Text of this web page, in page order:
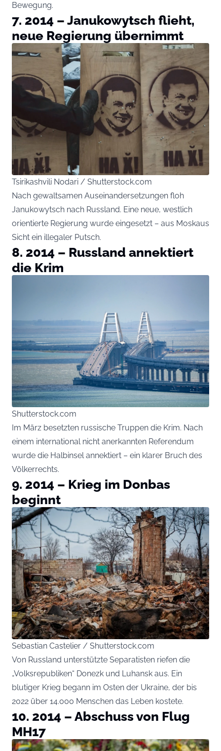
Bewegung.
7. 2014 – Janukowytsch flieht,
neue Regierung übernimmt
Tsirikashvili Nodari / Shutterstock.com
Nach gewaltsamen Auseinandersetzungen floh
Janukowytsch nach Russland. Eine neue, westlich
orientierte Regierung wurde eingesetzt – aus Moskaus
Sicht ein illegaler Putsch.
8. 2014 – Russland annektiert
die Krim
Shutterstock.com
Im März besetzten russische Truppen die Krim. Nach
einem international nicht anerkannten Referendum
wurde die Halbinsel annektiert – ein klarer Bruch des
Völkerrechts.
9. 2014 – Krieg im Donbas
beginnt
Sebastian Castelier / Shutterstock.com
Von Russland unterstützte Separatisten riefen die
„Volksrepubliken“ Donezk und Luhansk aus. Ein
blutiger Krieg begann im Osten der Ukraine, der bis
2022 über 14.000 Menschen das Leben kostete.
10. 2014 – Abschuss von Flug
MH17